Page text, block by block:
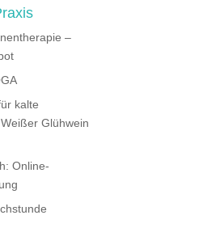
–
kalte
Glühwein
Online-